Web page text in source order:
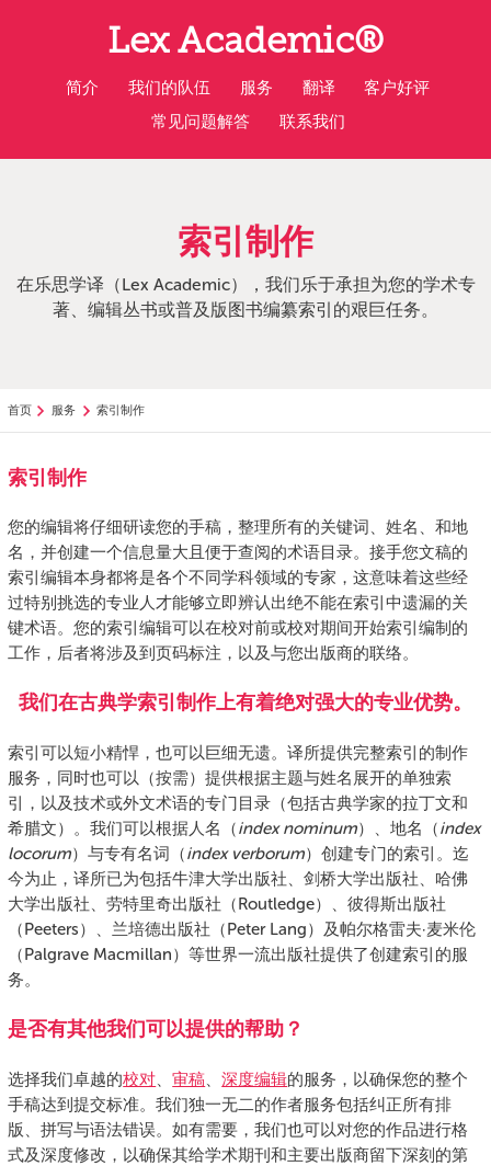
Lex Academic®
简介 我们的队伍 服务 翻译
客户好评
常见问题解答
联系我们
索引制作
在乐思学译（Lex Academic），我们乐于承担为您的学术专
著、编辑丛书或普及版图书编纂索引的艰巨任务。
首页 服务 索引制作
索引制作
您的编辑将仔细研读您的手稿，整理所有的关键词、姓名、和地
名，并创建一个信息量大且便于查阅的术语目录。接手您文稿的
索引编辑本身都将是各个不同学科领域的专家，这意味着这些经
过特别挑选的专业人才能够立即辨认出绝不能在索引中遗漏的关
键术语。您的索引编辑可以在校对前或校对期间开始索引编制的
工作，后者将涉及到页码标注，以及与您出版商的联络。
我们在古典学索引制作上有着绝对强大的专业优势。
索引可以短小精悍，也可以巨细无遗。译所提供完整索引的制作
服务，同时也可以（按需）提供根据主题与姓名展开的单独索
引，以及技术或外文术语的专门目录（包括古典学家的拉丁文和
希腊文）。我们可以根据人名（index nominum）、地名（index
locorum）与专有名词（index verborum）创建专门的索引。迄
今为止，译所已为包括牛津大学出版社、剑桥大学出版社、哈佛
大学出版社、劳特里奇出版社（Routledge）、彼得斯出版社
（Peeters）、兰培德出版社（Peter Lang）及帕尔格雷夫·麦米伦
（Palgrave Macmillan）等世界一流出版社提供了创建索引的服
务。
是否有其他我们可以提供的帮助？
选择我们卓越的校对、审稿、深度编辑的服务，以确保您的整个
手稿达到提交标准。我们独一无二的作者服务包括纠正所有排
版、拼写与语法错误。如有需要，我们也可以对您的作品进行格
式及深度修改，以确保其给学术期刊和主要出版商留下深刻的第